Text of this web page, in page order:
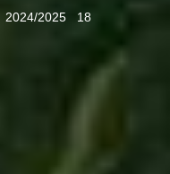
2024/2025 18